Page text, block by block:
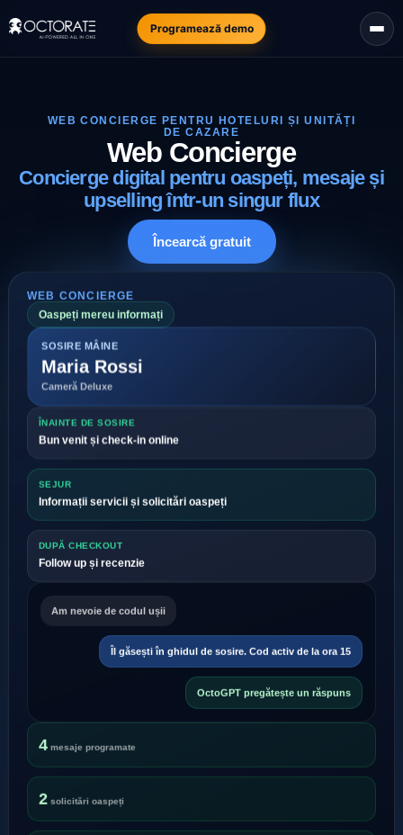
Programează demo
WEB CONCIERGE PENTRU HOTELURI ȘI UNITĂȚI
DE CAZARE
Web Concierge
Concierge digital pentru oaspeți, mesaje și
upselling într-un singur flux
Încearcă gratuit
WEB CONCIERGE
Oaspeți mereu informați
SOSIRE MÂINE
Maria Rossi
Cameră Deluxe
ÎNAINTE DE SOSIRE
Bun venit și check-in online
SEJUR
Informații servicii și solicitări oaspeți
DUPĂ CHECKOUT
Follow up și recenzie
Am nevoie de codul ușii
Îl găsești în ghidul de sosire. Cod activ de la ora 15
OctoGPT pregătește un răspuns
4 mesaje programate
2 solicitări oaspeți